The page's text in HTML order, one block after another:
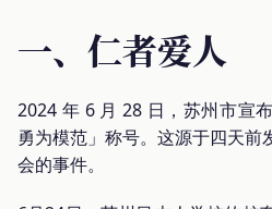
一、仁者爱人
2024 年 6 月 28 日，苏州市宣
勇为模范」称号。这源于四天前
会的事件。